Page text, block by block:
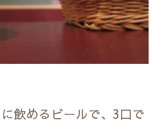
飲めるビールで、3口で